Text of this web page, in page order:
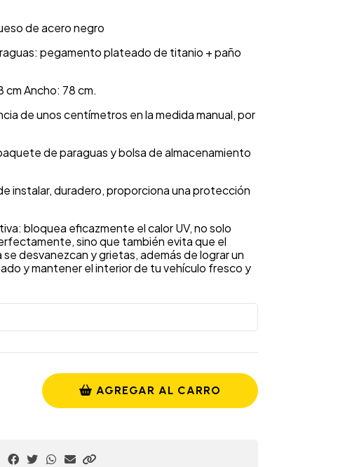
de acero negro
pegamento plateado de titanio + paño
cm Ancho: 78 cm.
de unos centímetros en la medida manual, por
de paraguas y bolsa de almacenamiento
instalar, duradero, proporciona una protección
bloquea eficazmente el calor UV, no solo
sino que también evita que el
desvanezcan y grietas, además de lograr un
y mantener el interior de tu vehículo fresco y
AGREGAR AL CARRO